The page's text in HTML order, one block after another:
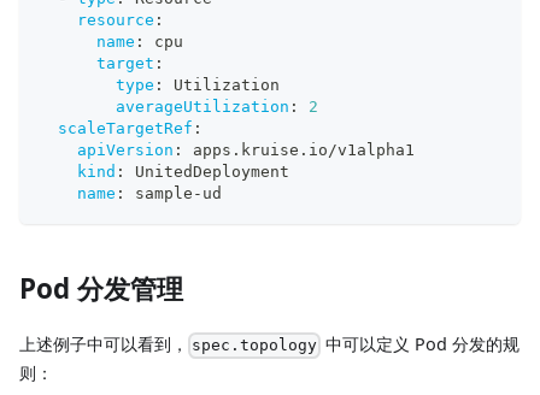
resource :
name :
cpu
target :
type :
Utilization
averageUtilization :
2
scaleTargetRef :
apiVersion :
apps.kruise.io/v1alpha1
kind :
UnitedDeployment
name : sample - ud
Pod 分发管理
上述例子中可以看到， spec.topology 中可以定义 Pod 分发的规
则：